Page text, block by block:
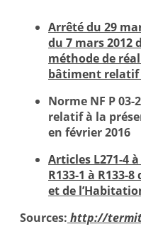
Arrêté du 29
du 7 mars 2012
méthode de
bâtiment relatif
Norme NF P 03-
relatif à la
en février 2016
Articles L271-4 à
R133-1 à R133-
et de
Sources: http://